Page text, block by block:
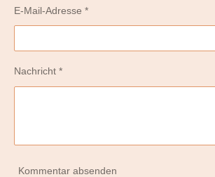
E-Mail-Adresse *
Nachricht *
Kommentar absenden